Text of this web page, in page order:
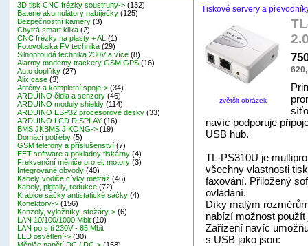
3D tisk CNC frézky soustruhy-> (132)
Baterie akumulátory nabíječky (125)
Bezpečnostní kamery (3)
Chytrá smart klika (2)
CNC frézky na plasty + AL
(1)
Fotovoltaika FV technika (29)
Silnoproudá technika 230V a více (8)
Alarmy modemy trackery GSM GPS (16)
Auto doplňky (27)
Alix case (3)
Antény a kompletní spoje-> (34)
ARDUINO čidla a senzory (46)
ARDUINO moduly shieldy (114)
ARDUINO ESP32 procesorové desky (33)
ARDUINO LCD DISPLAY (16)
BMS JKBMS JIKONG-> (19)
Domácí potřeby (5)
GSM telefony a příslušenství (7)
EET software a pokladny tiskárny (4)
Frekvenční měniče pro el. motory (3)
Integrované obvody (40)
Kabely vodiče cívky metráž (46)
Kabely, pigtaily, redukce (72)
Krabice sáčky antistatické sáčky (4)
Konektory-> (156)
Konzoly, výložníky, stožáry-> (6)
LAN 10/100/1000 Mbit (10)
LAN po síti 230V - 85 Mbit
LED osvětlení-> (30)
Tiskové servery a
zvětšit obrázek
navíc podporuje
USB hub.
TL-PS310U je
všechny vlastnosti
faxování. Přiložený
ovládání.
Díky malým
nabízí možnost
Zařízení navíc
s USB jako jsou: